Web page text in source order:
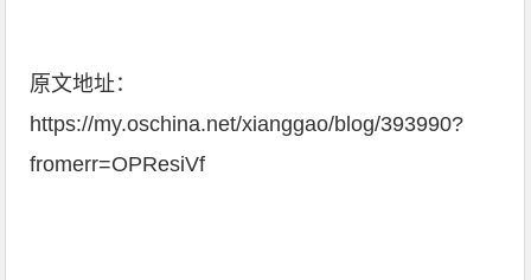
原文地址：
https://my.oschina.net/xianggao/blog/393990?
fromerr=OPResiVf